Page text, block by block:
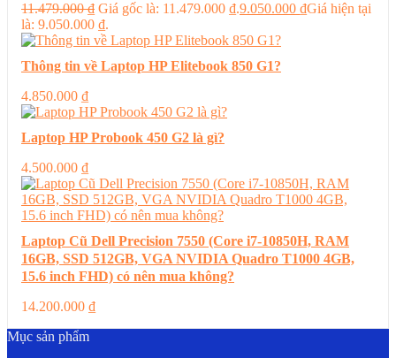
11.479.000₫ Giá gốc là: 11.479.000 ₫.9.050.000 ₫Giá hiện tại
là: 9.050.000 ₫.
Thông tin về Laptop HP Elitebook 850 G1?
4.850.000 ₫
Laptop HP Probook 450 G2 là gì?
4.500.000 ₫
Laptop Cũ Dell Precision 7550 (Core i7-10850H, RAM
16GB, SSD 512GB, VGA NVIDIA Quadro T1000 4GB,
15.6 inch FHD) có nên mua không?
14.200.000 ₫
Mục sản phẩm